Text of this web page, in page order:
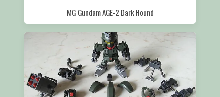
MG Gundam AGE-2 Dark Hound